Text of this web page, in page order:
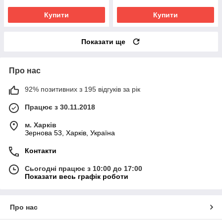
Купити Купити
Показати ще
Про нас
92% позитивних з 195 відгуків за рік
Працює з 30.11.2018
м. Харків
Зернова 53, Харків, Україна
Контакти
Сьогодні працює з 10:00 до 17:00
Показати весь графік роботи
Про нас